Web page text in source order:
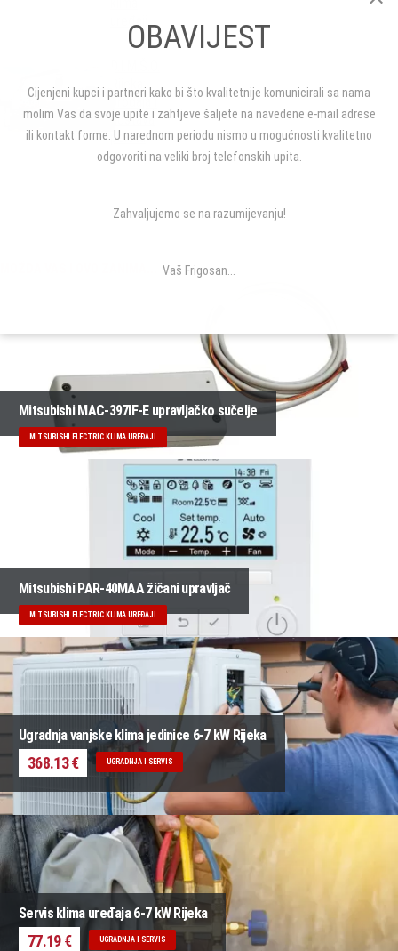
uređaji
Rijeka:
prodaja i
dostava
peleta
Mitsubishi MAC-397IF-E upravljačko sučelje
MITSUBISHI ELECTRIC KLIMA UREĐAJI
Mitsubishi PAR-40MAA žičani upravljač
MITSUBISHI ELECTRIC KLIMA UREĐAJI
Ugradnja vanjske klima jedinice 6-7 kW Rijeka
368.13 € UGRADNJA I SERVIS
Servis klima uređaja 6-7 kW Rijeka
77.19 € UGRADNJA I SERVIS
OBAVIJEST
Cijenjeni kupci i partneri kako bi što kvalitetnije komunicirali sa nama
molim Vas da svoje upite i zahtjeve šaljete na navedene e-mail adrese
ili kontakt forme. U narednom periodu nismo u mogućnosti kvalitetno
odgovoriti na veliki broj telefonskih upita.
Zahvaljujemo se na razumijevanju!
Vaš Frigosan...